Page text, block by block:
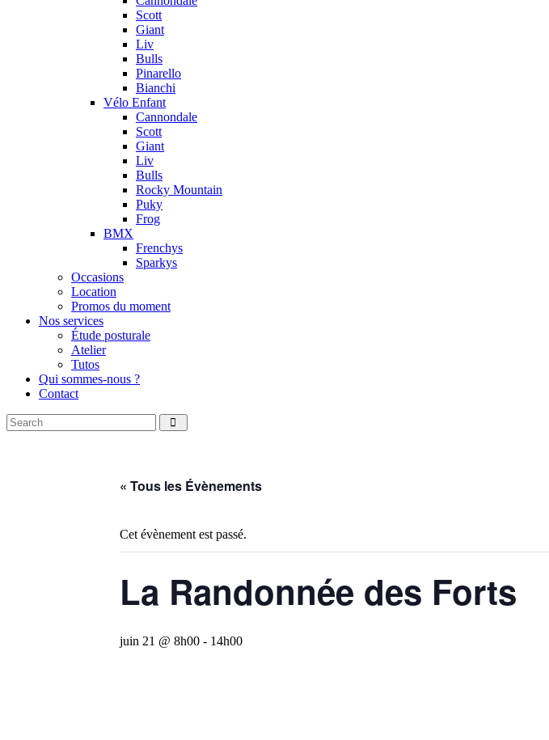
Scott
Giant
Liv
Bulls
Pinarello
Bianchi
Vélo Enfant
Cannondale
Scott
Giant
Liv
Bulls
Rocky Mountain
Puky
Frog
BMX
Frenchys
Sparkys
Occasions
Location
Promos du moment
Nos services
Étude posturale
Atelier
Tutos
Qui sommes-nous ?
Contact
Search
« Tous les Évènements
Cet évènement est passé.
La Randonnée des Forts
juin 21 @ 8h00 - 14h00